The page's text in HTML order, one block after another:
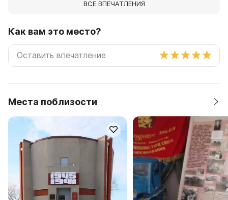
ВСЕ ВПЕЧАТЛЕНИЯ
Как вам это место?
Места поблизости